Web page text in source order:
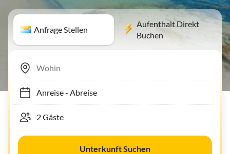
Anfrage Stellen
Aufenthalt Direkt
Buchen
Anreise- Abreise
Unterkunft Suchen